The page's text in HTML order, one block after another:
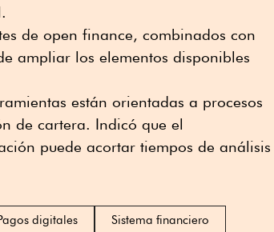
de open finance, combinados con
ampliar los elementos disponibles
están orientadas a procesos
de cartera. Indicó que el
puede acortar tiempos de análisis
digitales Sistema financiero